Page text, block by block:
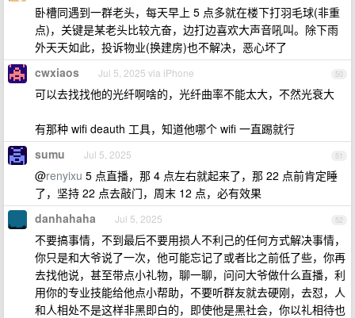
卧槽同遇到一群老头，每天早上 5 点多就在楼下打羽毛球(非重
点)，关键是某老头比较亢奋，边打边喜欢大声音吼叫。除下雨
外天天如此，投诉物业(换建房)也不解决，恶心坏了
50
cwxiaos Jul 5, 2025 via iPhone
可以去找找他的光纤啊啥的，光纤曲率不能太大，不然光衰大
有那种 wifi deauth 工具，知道他哪个 wifi 一直踢就行
51
sumu Jul 5, 2025
@renyixu 5 点直播，那 4 点左右就起来了，那 22 点前肯定睡
了，坚持 22 点去敲门，周末 12 点，必有效果
52
danhahaha Jul 5, 2025
不要搞事情，不到最后不要用损人不利己的任何方式解决事情，
你只是和大爷说了一次，他可能忘记了或者比之前低了些，你再
去找他说，甚至带点小礼物，聊一聊，问问大爷做什么直播，利
用你的专业技能给他点小帮助，不要听群友就去硬刚，去怼，人
和人相处不是这样非黑即白的，即使他是黑社会，你以礼相待也